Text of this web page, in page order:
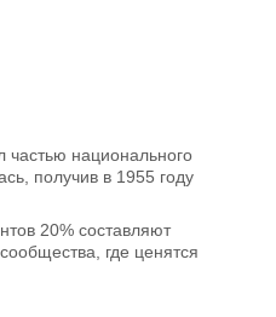
частью национального
получив в 1955 году
20% составляют
где ценятся